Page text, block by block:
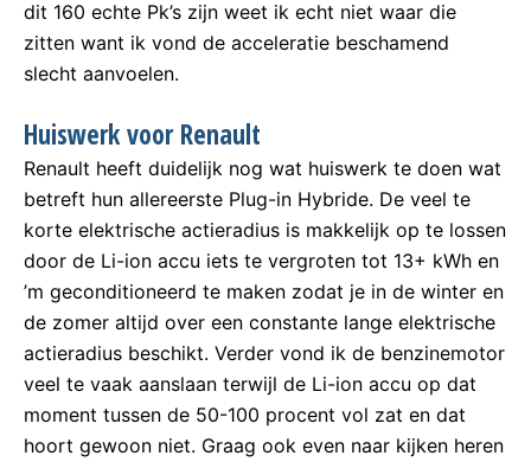
dit 160 echte Pk’s zijn weet ik echt niet waar die
zitten want ik vond de acceleratie beschamend
slecht aanvoelen.
Huiswerk voor Renault
Renault heeft duidelijk nog wat huiswerk te doen wat
betreft hun allereerste Plug-in Hybride. De veel te
korte elektrische actieradius is makkelijk op te lossen
door de Li-ion accu iets te vergroten tot 13+ kWh en
’m geconditioneerd te maken zodat je in de winter en
de zomer altijd over een constante lange elektrische
actieradius beschikt. Verder vond ik de benzinemotor
veel te vaak aanslaan terwijl de Li-ion accu op dat
moment tussen de 50-100 procent vol zat en dat
hoort gewoon niet. Graag ook even naar kijken heren